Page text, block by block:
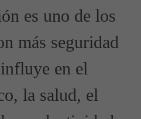
es uno de los
más seguridad
en el
la salud, el